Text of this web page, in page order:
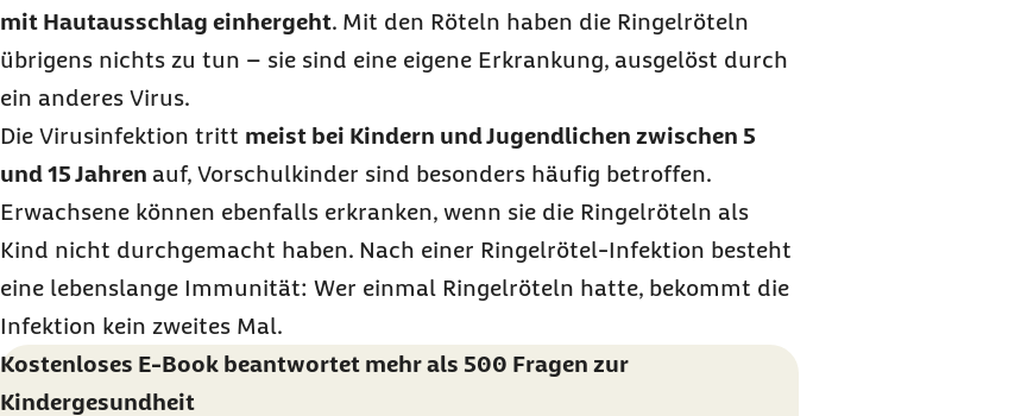
mit Hautausschlag einhergeht. Mit den Röteln haben die Ringelröteln
übrigens nichts zu tun – sie sind eine eigene Erkrankung, ausgelöst durch
ein anderes Virus.
Die Virusinfektion tritt meist bei Kindern und Jugendlichen zwischen 5
und 15 Jahren auf, Vorschulkinder sind besonders häufig betroffen.
Erwachsene können ebenfalls erkranken, wenn sie die Ringelröteln als
Kind nicht durchgemacht haben. Nach einer Ringelrötel-Infektion besteht
eine lebenslange Immunität: Wer einmal Ringelröteln hatte, bekommt die
Infektion kein zweites Mal.
Kostenloses E-Book beantwortet mehr als 500 Fragen zur
Kindergesundheit